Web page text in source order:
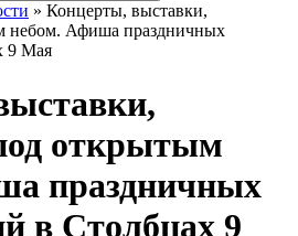
» Концерты, выставки,
небом. Афиша праздничных
9 Мая
открытым
праздничных
в Столбцах 9